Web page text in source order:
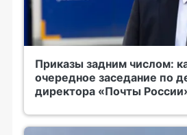
Приказы задним числом:
очередное заседание по
директора «Почты